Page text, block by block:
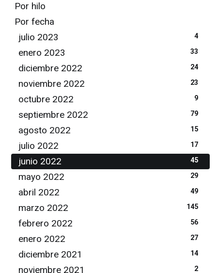
Por hilo
Por fecha
julio 2023
4
enero 2023 33
diciembre 2022 24
noviembre 2022 23
octubre 2022 9
septiembre 2022 79
agosto 2022 15
julio 2022 17
junio 2022 45
mayo 2022 29
abril 2022 49
marzo 2022 145
febrero 2022 56
enero 2022 27
diciembre 2021 14
noviembre 2021 2